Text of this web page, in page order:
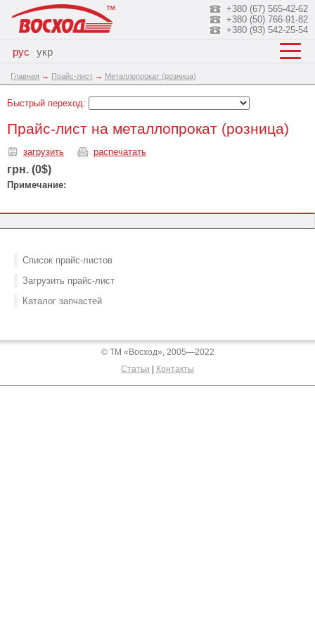
рус укр
+380 (67) 565-42-62
+380 (50) 766-91-82
+380 (93) 542-25-54
Главная → Прайс-лист → Металлопрокат (розница)
Список прайс-листов
Загрузить прайс-лист
Каталог запчастей
Быстрый переход:
Прайс-лист на металлопрокат (розница)
загрузить распечатать
грн. (0$)
Примечание:
© ТМ «Восход», 2005—2022
Статьи
Контакты